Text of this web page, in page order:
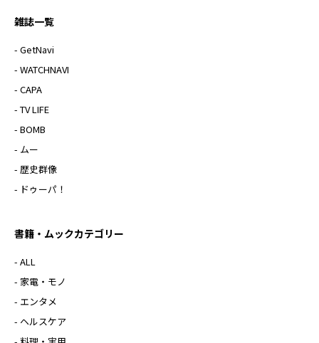
雑誌一覧
- GetNavi
- WATCHNAVI
- CAPA
- TV LIFE
- BOMB
- ムー
- 歴史群像
- ドゥーパ！
書籍・ムックカテゴリー
- ALL
- 家電・モノ
- エンタメ
- ヘルスケア